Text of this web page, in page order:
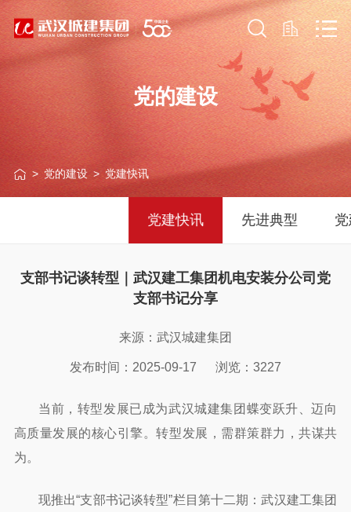
务区
武汉建工（集
团）有限公司
武汉中央商务区
投资控股集团有
限公司
武汉城市服务
团有限公司
武汉园林绿化建
党的建设
> 党的建设 > 党建快讯
党建快讯 先进典型
支部书记谈转型｜武汉建工集团机电安装分公司党
支部书记分享
来源：武汉城建集团
发布时间：2025-09-17 浏览：3227
当前，转型发展已成为武汉城建集团蝶变跃升、迈向
高质量发展的核心引擎。转型发展，需群策群力，共谋共
为。
现推出“支部书记谈转型”栏目第十二期：武汉建工集团